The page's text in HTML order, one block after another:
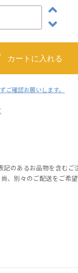
カートに入れる
ご確認お願いします。
のあるお品物を含むご
、別々のご配送をご希